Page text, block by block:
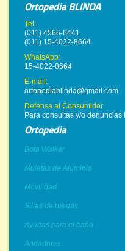
Ortopedia BLINDA
Tel:
(011) 4566-6441
(011) 15-4022-8664
WhatsApp:
15-4022-8664
E-mail:
ortopediablinda@gmail.com
Defensa al Consumidor
Para consultas y/o denuncias
Ortopedia
Bota Walker
Muletas de Aluminio
Movilidad
Sillas de ruedas
Ayudas para el baño
Andadores